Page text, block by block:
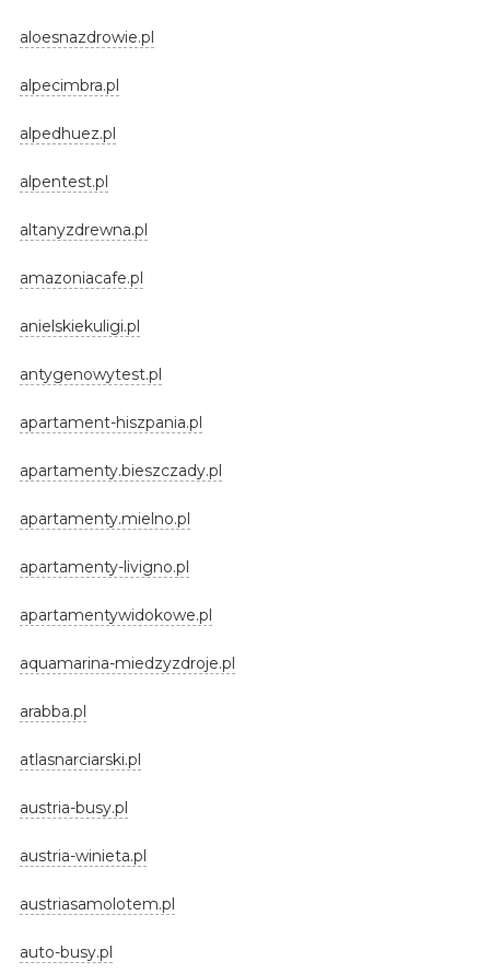
aloesnazdrowie.pl
alpecimbra.pl
alpedhuez.pl
alpentest.pl
altanyzdrewna.pl
amazoniacafe.pl
anielskiekuligi.pl
antygenowytest.pl
apartament-hiszpania.pl
apartamenty.bieszczady.pl
apartamenty.mielno.pl
apartamenty-livigno.pl
apartamentywidokowe.pl
aquamarina-miedzyzdroje.pl
arabba.pl
atlasnarciarski.pl
austria-busy.pl
austria-winieta.pl
austriasamolotem.pl
auto-busy.pl